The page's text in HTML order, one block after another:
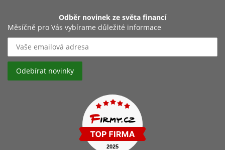
Odběr novinek ze světa financí
Měsíčně pro Vás vybírame důležité informace